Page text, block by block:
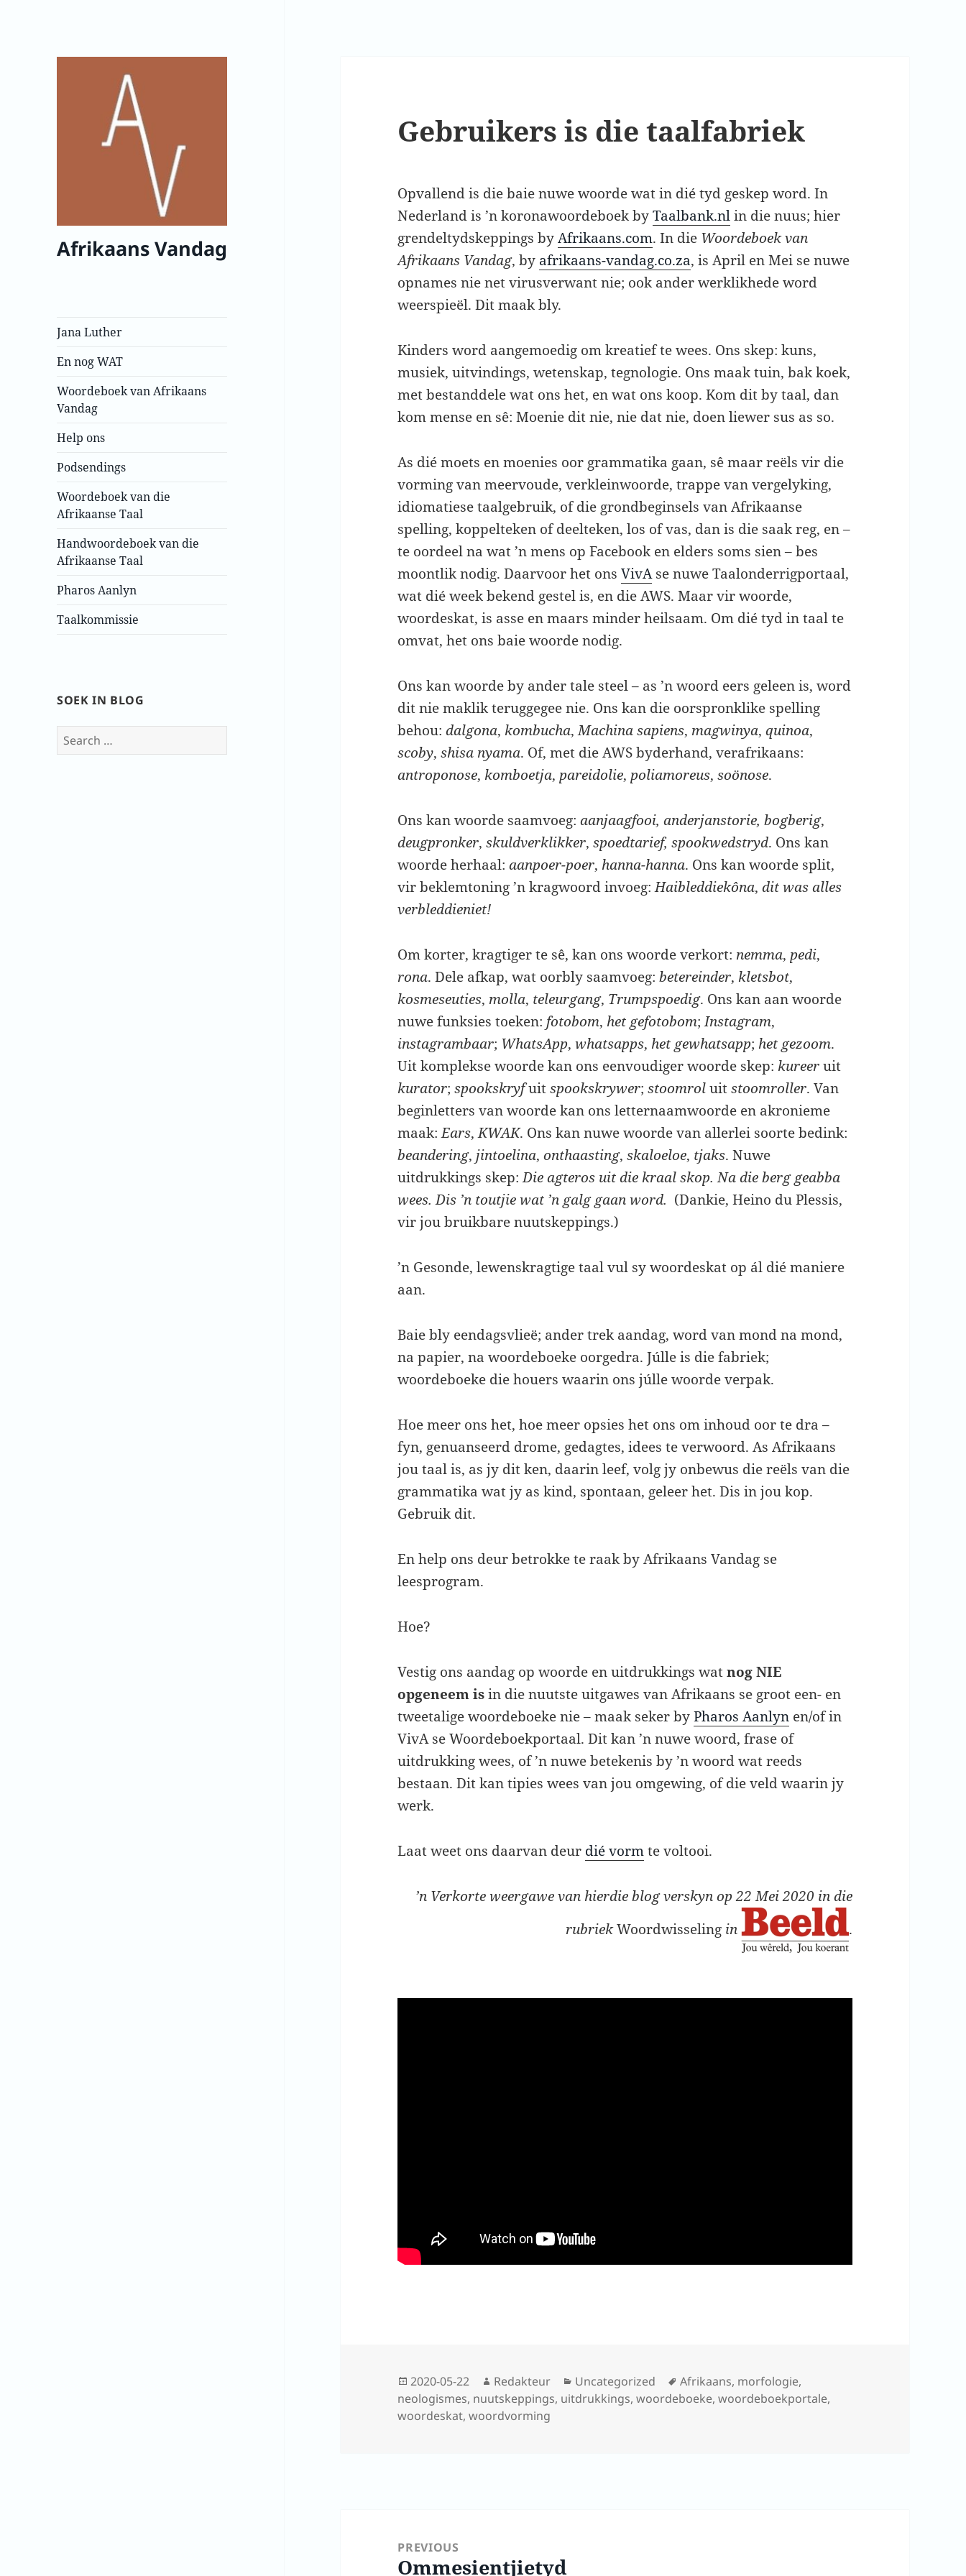
Afrikaans Vandag
Jana Luther
En nog WAT
Woordeboek van Afrikaans
Vandag
Help ons
Podsendings
Woordeboek van die
Afrikaanse Taal
Handwoordeboek van die
Afrikaanse Taal
Pharos Aanlyn
Taalkommissie
SOEK IN BLOG
Search
for:
Gebruikers is die taalfabriek
Opvallend is die baie nuwe woorde wat in dié tyd geskep word. In
Nederland is ’n koronawoordeboek byTaalbank.nlin die nuus; hier
grendeltydskeppings byAfrikaans.com. In die Woordeboek van
Afrikaans Vandag, by afrikaans-vandag.co.za, is April en Mei se nuwe
opnames nie net virusverwant nie; ook ander werklikhede word
weerspieël. Dit maak bly.
Kinders word aangemoedig om kreatief te wees. Ons skep: kuns,
musiek, uitvindings, wetenskap, tegnologie. Ons maak tuin, bak koek,
met bestanddele wat ons het, en wat ons koop. Kom dit by taal, dan
kom mense en sê: Moenie dit nie, nie dat nie, doen liewer sus as so.
As dié moets en moenies oor grammatika gaan, sê maar reëls vir die
vorming van meervoude, verkleinwoorde, trappe van vergelyking,
idiomatiese taalgebruik, of die grondbeginsels van Afrikaanse
spelling, koppelteken of deelteken, los of vas, dan is die saak reg, en –
te oordeel na wat ’n mens op Facebook en elders soms sien – bes
moontlik nodig. Daarvoor het onsVivAse nuwe Taalonderrigportaal,
wat dié week bekend gestel is, en die AWS. Maar vir woorde,
woordeskat, is asse en maars minder heilsaam. Om dié tyd in taal te
omvat, het ons baie woorde nodig.
Ons kan woorde by ander tale steel – as ’n woord eers geleen is, word
dit nie maklik teruggegee nie. Ons kan die oorspronklike spelling
behou:dalgona, kombucha,Machina sapiens, magwinya,quinoa,
scoby, shisa nyama. Of, met die AWS byderhand, verafrikaans:
antroponose, komboetja, pareidolie, poliamoreus,soönose.
Ons kan woorde saamvoeg:aanjaagfooi, anderjanstorie, bogberig,
deugpronker,skuldverklikker,spoedtarief, spookwedstryd. Ons kan
woorde herhaal:aanpoer-poer, hanna-hanna. Ons kan woorde split,
vir beklemtoning ’n kragwoord invoeg:Haibleddiekôna,dit was alles
verbleddieniet!
Om korter, kragtiger te sê, kan ons woorde verkort: nemma, pedi,
rona. Dele afkap, wat oorbly saamvoeg:betereinder, kletsbot,
kosmeseuties, molla, teleurgang, Trumpspoedig. Ons kan aan woorde
nuwe funksies toeken: fotobom, het gefotobom;Instagram,
instagrambaar; WhatsApp,whatsapps, het gewhatsapp; het gezoom.
Uit komplekse woorde kan ons eenvoudiger woorde skep: kureeruit
kurator;spookskryfuitspookskrywer;stoomroluitstoomroller. Van
beginletters van woorde kan ons letternaamwoorde en akronieme
maak:Ears,KWAK. Ons kan nuwe woorde van allerlei soorte bedink:
beandering, jintoelina,onthaasting, skaloeloe, tjaks. Nuwe
uitdrukkings skep:Die agteros uit die kraal skop. Na die berg geabba
wees. Dis ’n toutjie wat ’n galg gaan word. (Dankie, Heino du Plessis,
vir jou bruikbare nuutskeppings.)
’n Gesonde, lewenskragtige taal vul sy woordeskat op ál dié maniere
aan.
Baie bly eendagsvlieë; ander trek aandag, word van mond na mond,
na papier, na woordeboeke oorgedra. Júlle is die fabriek;
woordeboeke die houers waarin ons júlle woorde verpak.
Hoe meer ons het, hoe meer opsies het ons om inhoud oor te dra –
fyn, genuanseerd drome, gedagtes, idees te verwoord. As Afrikaans
jou taal is, as jy dit ken, daarin leef, volg jy onbewus die reëls van die
grammatika wat jy as kind, spontaan, geleer het. Dis in jou kop.
Gebruik dit.
En help ons deur betrokke te raak by Afrikaans Vandag se
leesprogram.
Hoe?
Vestig ons aandag op woorde en uitdrukkings watnog NIE
opgeneem isin die nuutste uitgawes van Afrikaans se groot een- en
tweetalige woordeboeke nie – maak seker byPharos Aanlyn en/of in
VivA se Woordeboekportaal. Dit kan ’n nuwe woord, frase of
uitdrukking wees, of ’n nuwe betekenis by ’n woord wat reeds
bestaan. Dit kan tipies wees van jou omgewing, of die veld waarin jy
werk.
Laat weet ons daarvan deur dié vormte voltooi.
’n Verkorte weergawe van hierdie blog verskyn op 22 Mei 2020 in die
rubriekWoordwisseling in .
Posted
on
2020-05-22 Author
Redakteur Categories
Uncategorized Tags
Afrikaans, morfologie,
neologismes, nuutskeppings, uitdrukkings,woordeboeke,woordeboekportale,
woordeskat,woordvorming
navigationPREVIOUS
Previous
Ommesientjietyd